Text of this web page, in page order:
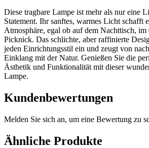
Diese tragbare Lampe ist mehr als nur eine
Statement. Ihr sanftes, warmes Licht schafft
Atmosphäre, egal ob auf dem Nachttisch, im
Picknick. Das schlichte, aber raffinierte
jeden Einrichtungsstil ein und zeugt von
Einklang mit der Natur. Genießen Sie die
Ästhetik und Funktionalität mit dieser
Lampe.
Kundenbewertungen
Melden Sie sich an, um eine Bewertung zu
Ähnliche Produkte